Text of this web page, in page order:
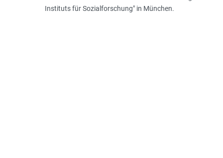
Instituts für Sozialforschung" in München.